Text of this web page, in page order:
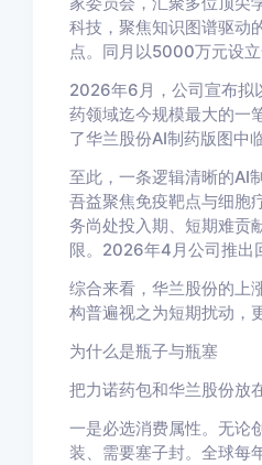
科技，聚焦知识图谱驱动
点。同月以5000万元设立
2026年6月，公司宣布拟
药领域迄今规模最大的一
了华兰股份AI制药版图中
至此，一条逻辑清晰的AI
吾益聚焦免疫靶点与细胞
务尚处投入期、短期难贡
限。2026年4月公司推出
综合来看，华兰股份的上
构普遍视之为短期扰动，
为什么是瓶子与瓶塞
把力诺药包和华兰股份放
一是必选消费属性。无论
装、需要塞子封。全球每